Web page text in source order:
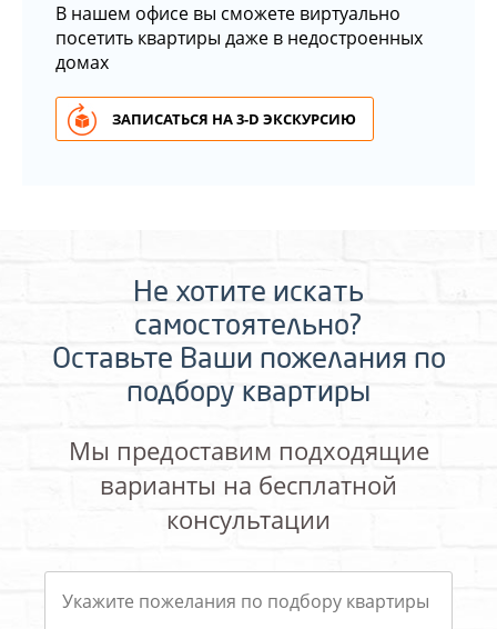
В нашем офисе вы сможете виртуально
посетить квартиры даже в недостроенных
домах
ЗАПИСАТЬСЯ НА 3-D ЭКСКУРСИЮ
Не хотите искать
самостоятельно?
Оставьте Ваши пожелания по
подбору квартиры
Мы предоставим подходящие
варианты на бесплатной
консультации